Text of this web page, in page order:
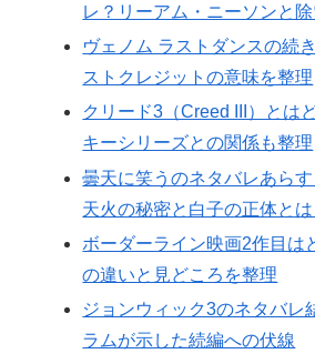
レ？リーアム・ニーソンと
ヴェノム ラストダンスの続
ストクレジットの意味を整理
クリード3（Creed III）とは
キーシリーズとの関係も整理
曇天に笑うのネタバレあらす
天火の秘密と白子の正体とは
ボーダーライン映画2作目は
の違いと見どころを整理
ジョンウィック3のネタバレ
ラムが示した続編への伏線